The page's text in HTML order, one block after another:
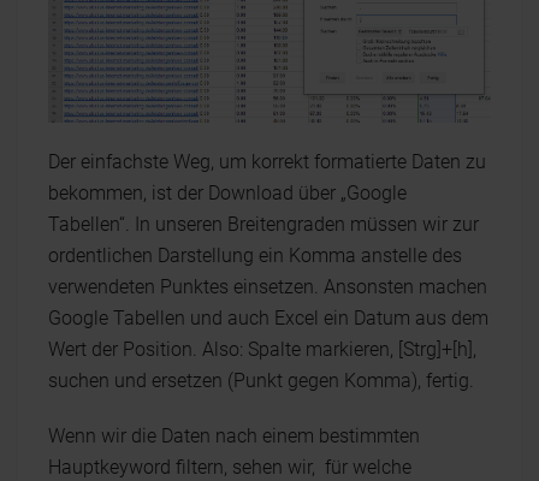
Der einfachste Weg, um korrekt formatierte Daten zu
bekommen, ist der Download über „Google
Tabellen“. In unseren Breitengraden müssen wir zur
ordentlichen Darstellung ein Komma anstelle des
verwendeten Punktes einsetzen. Ansonsten machen
Google Tabellen und auch Excel ein Datum aus dem
Wert der Position. Also: Spalte markieren, [Strg]+[h],
suchen und ersetzen (Punkt gegen Komma), fertig.
Wenn wir die Daten nach einem bestimmten
Hauptkeyword filtern, sehen wir, für welche